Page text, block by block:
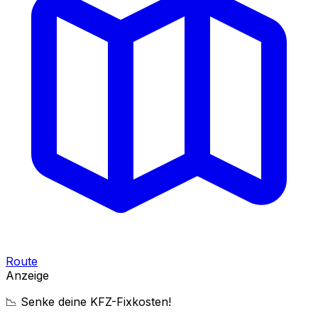
Route
Anzeige
📉 Senke deine KFZ-Fixkosten!